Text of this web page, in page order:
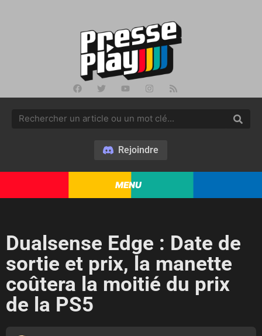
Rejoindre
MENU
Dualsense Edge : Date de
sortie et prix, la manette
coûtera la moitié du prix
de la PS5